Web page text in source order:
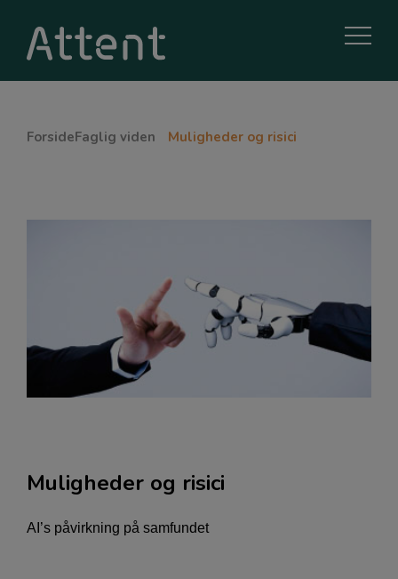
ForsideFaglig viden Muligheder og risici
Muligheder og risici
AI’s påvirkning på samfundet